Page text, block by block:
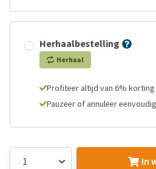
Herhaalbestelling
Herhaal
Profiteer altijd van 6% korting
Pauzeer of annuleer
In